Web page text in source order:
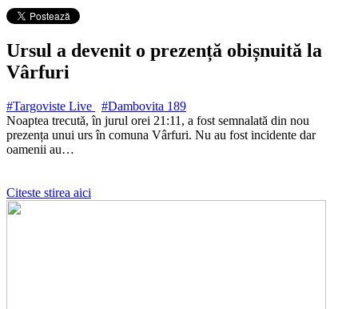
Ursul a devenit o prezență obișnuită la
Vârfuri
#Targoviste Live #Dambovita 189
Noaptea trecută, în jurul orei 21:11, a fost semnalată din nou
prezența unui urs în comuna Vârfuri. Nu au fost incidente dar
oamenii au…
Citeste stirea aici